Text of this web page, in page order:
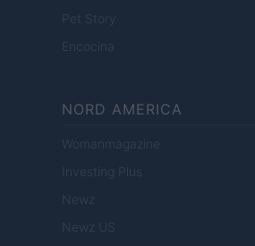
Pet Story
Encocina
NORD AMERICA
Womanmagazine
Investing Plus
Newz
Newz US